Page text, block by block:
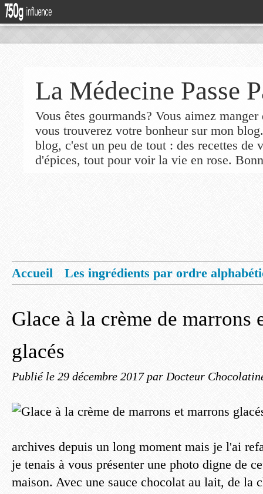
La Médecine Passe
Vous êtes gourmands? Vous aimez
vous trouverez votre bonheur sur mon
blog, c'est un peu de tout : des recettes de
d'épices, tout pour voir la vie en rose.
Accueil
Les ingrédients par ordre
Glace à la crème de marrons
glacés
Publié le 29 décembre 2017 par Docteur
archives depuis un long moment mais je l'ai
je tenais à vous présenter une photo digne de
maison. Avec une sauce chocolat au lait, de la